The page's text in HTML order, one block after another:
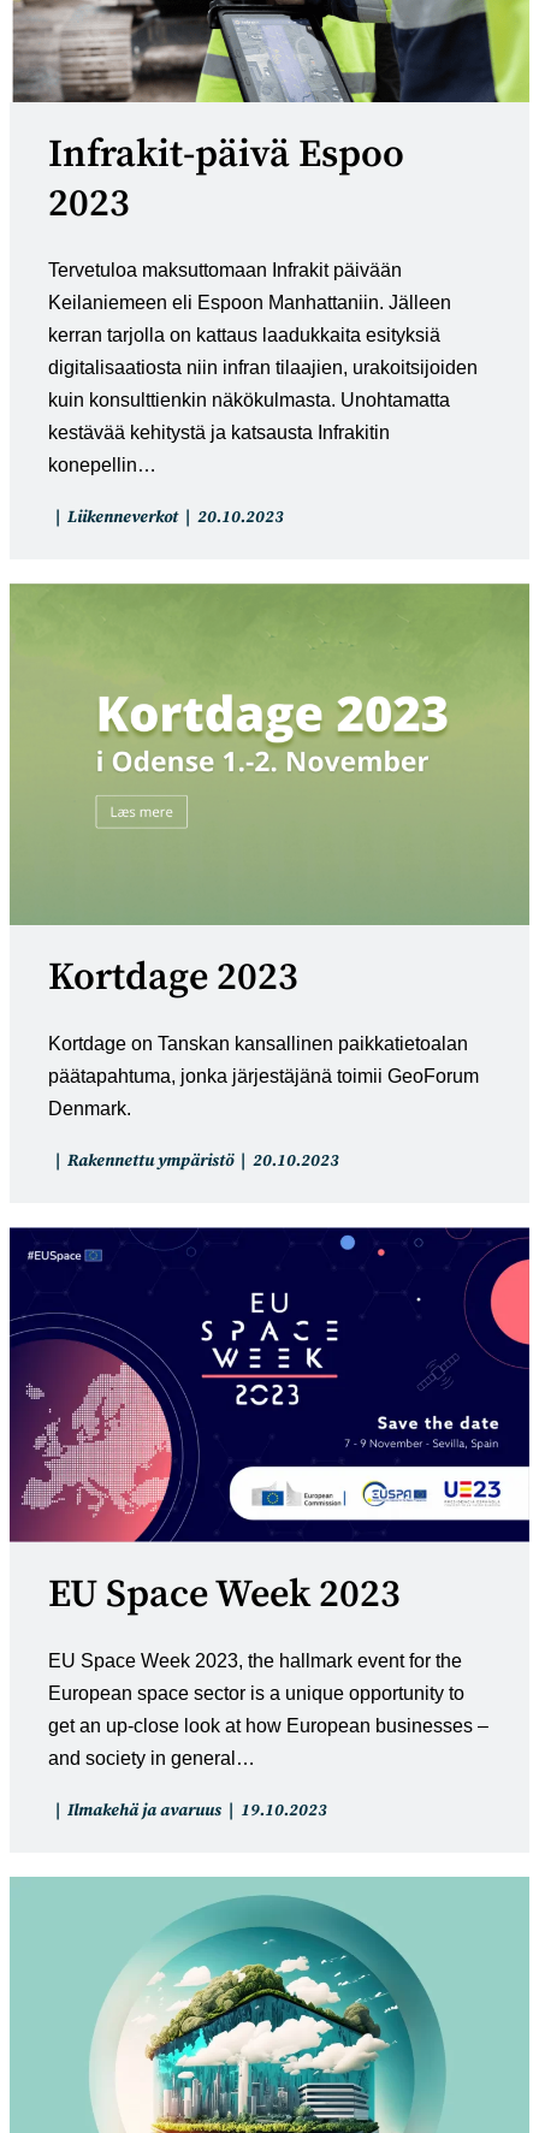
Infrakit-päivä Espoo
2023
Tervetuloa maksuttomaan Infrakit päivään
Keilaniemeen eli Espoon Manhattaniin. Jälleen
kerran tarjolla on kattaus laadukkaita esityksiä
digitalisaatiosta niin infran tilaajien, urakoitsijoiden
kuin konsulttienkin näkökulmasta. Unohtamatta
kestävää kehitystä ja katsausta Infrakitin
konepellin…
Artikkelin
Liikenneverkot
Artikkeli
20.10.2023
Kortdage 2023
Kortdage on Tanskan kansallinen paikkatietoalan
päätapahtuma, jonka järjestäjänä toimii GeoForum
Denmark.
Artikkelin
Rakennettu ympäristö
Artikkeli
20.10.2023
EU Space Week 2023
EU Space Week 2023, the hallmark event for the
European space sector is a unique opportunity to
get an up-close look at how European businesses –
and society in general…
Artikkelin
Ilmakehä ja avaruus
Artikkeli
19.10.2023